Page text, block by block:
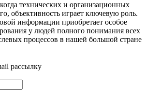
технических и организационных
объективность играет ключевую роль.
информации приобретает особое
у людей полного понимания всех
процессов в нашей большой стране
рассылку